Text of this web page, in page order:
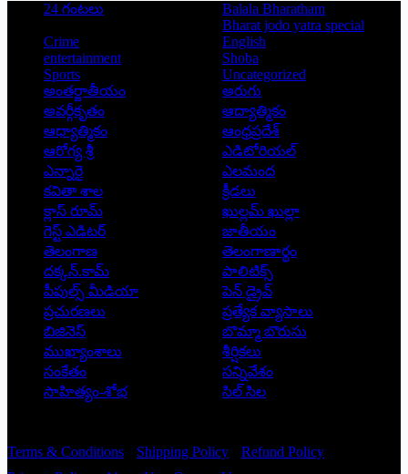
24 గంటలు
Balala Bharatham
Bharat jodo yatra special
Crime
English
entertainment
Shoba
Sports
Uncategorized
అంతర్జాతీయం
అరుగు
అవర్గీకృతం
ఆద్యాత్మికం
ఆధ్యాత్మికం
ఆంధ్రప్రదేశ్
ఆరోగ్య శ్రీ
ఎడిటోరియల్
ఎన్నారై
ఎలమంద
కవితా శాల
క్రీడలు
క్లాస్ రూమ్
ఖుల్లమ్ ఖుల్లా
గెస్ట్ ఎడిటర్
జాతీయం
తెలంగాణ
తెలంగాణార్థం
దక్కన్.కామ్
పాలిటిక్స్
పీపుల్స్ ‌మీడియా
పెన్ డ్రైవ్
ప్రచురణలు
ప్రత్యేక వ్యాసాలు
బిజినెస్
బొమ్మా బొరుసు
ముఖ్యాంశాలు
శీర్షికలు
సంకేతం
సన్నివేశం
సాహిత్యం-శోభ
సిల్ సిల
Terms & Conditions Shipping Policy
Refund Policy